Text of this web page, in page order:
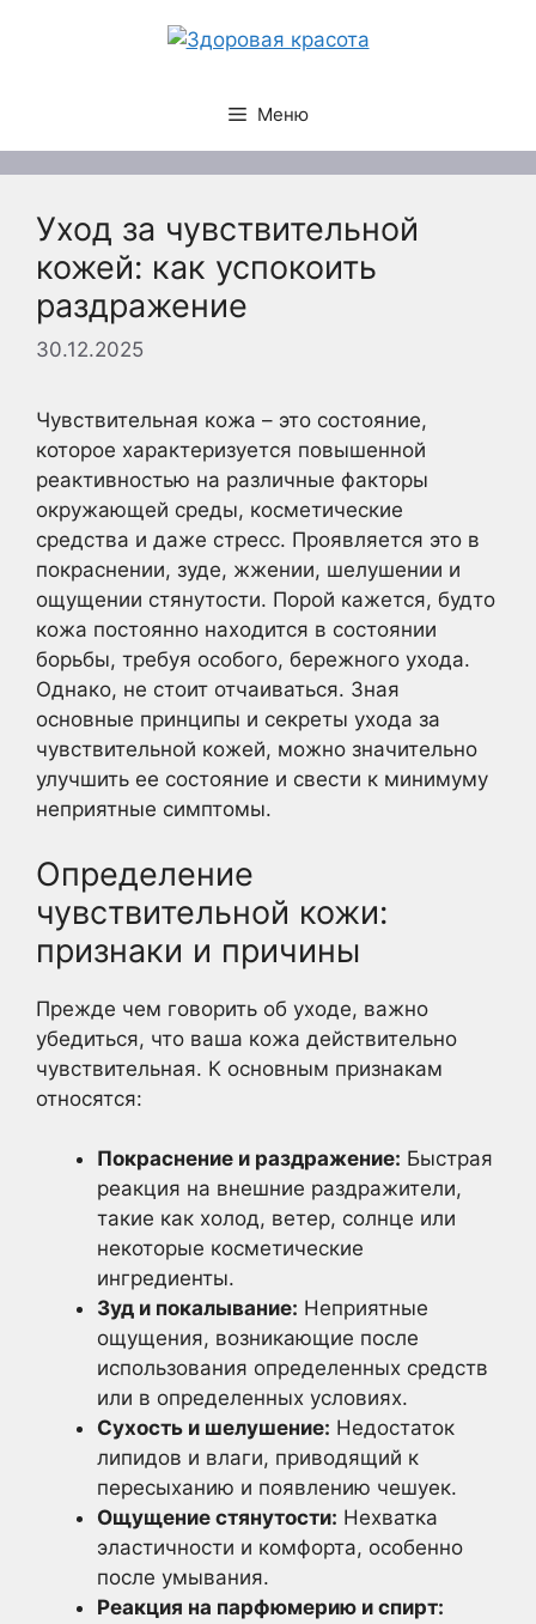
Меню
Уход за чувствительной
кожей: как успокоить
раздражение
30.12.2025
Чувствительная кожа – это состояние,
которое характеризуется повышенной
реактивностью на различные факторы
окружающей среды, косметические
средства и даже стресс. Проявляется это в
покраснении, зуде, жжении, шелушении и
ощущении стянутости. Порой кажется, будто
кожа постоянно находится в состоянии
борьбы, требуя особого, бережного ухода.
Однако, не стоит отчаиваться. Зная
основные принципы и секреты ухода за
чувствительной кожей, можно значительно
улучшить ее состояние и свести к минимуму
неприятные симптомы.
Определение
чувствительной кожи:
признаки и причины
Прежде чем говорить об уходе, важно
убедиться, что ваша кожа действительно
чувствительная. К основным признакам
относятся:
Покраснение и раздражение: Быстрая
реакция на внешние раздражители,
такие как холод, ветер, солнце или
некоторые косметические
ингредиенты.
Зуд и покалывание: Неприятные
ощущения, возникающие после
использования определенных средств
или в определенных условиях.
Сухость и шелушение: Недостаток
липидов и влаги, приводящий к
пересыханию и появлению чешуек.
Ощущение стянутости: Нехватка
эластичности и комфорта, особенно
после умывания.
Реакция на парфюмерию и спирт: